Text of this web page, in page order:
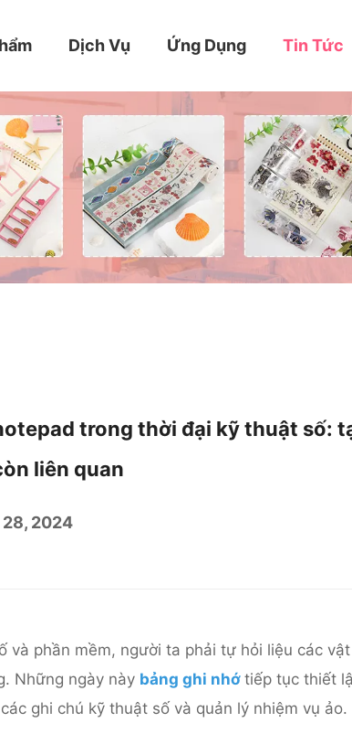
Dịch Vụ Ứng Dụng Tin Tức
trong thời đại kỹ thuật số:
liên quan
28, 2024
phần mềm, người ta phải tự hỏi liệu các
Những ngày này bảng ghi nhớ tiếp tục thiết
ghi chú kỹ thuật số và quản lý nhiệm vụ ảo.